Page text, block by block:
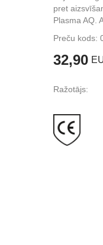
pret
Plasma AQ.
Preču kods:
32,90
Ražotājs: